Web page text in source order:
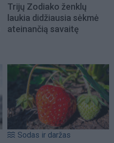
Trijų Zodiako ženklų
laukia didžiausia sėkmė
ateinančią savaitę
Sodas ir daržas